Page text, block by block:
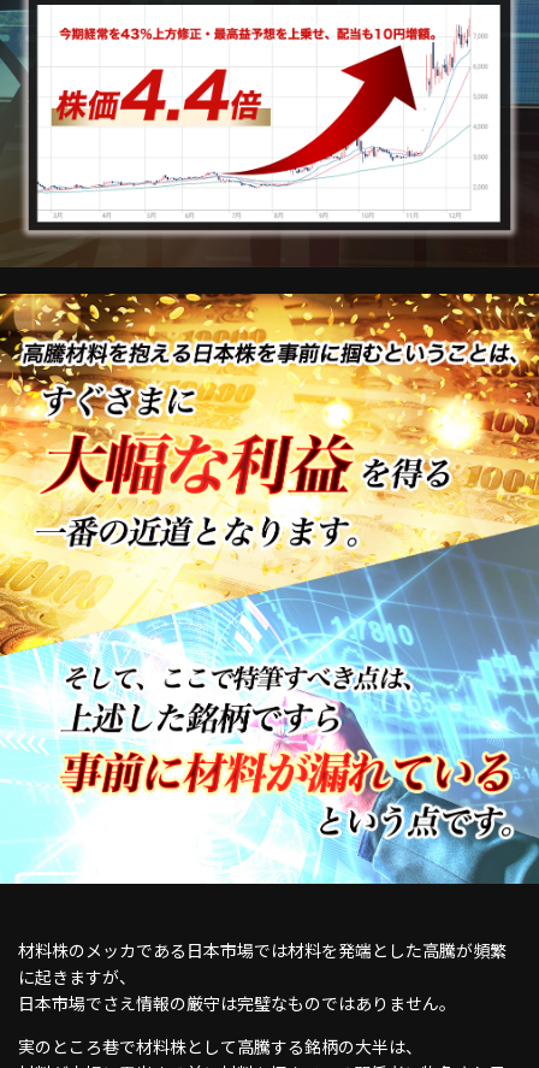
材料株のメッカである日本市場では材料を発端とした高騰が頻繁
に起きますが、
日本市場でさえ情報の厳守は完璧なものではありません。
実のところ巷で材料株として高騰する銘柄の大半は、